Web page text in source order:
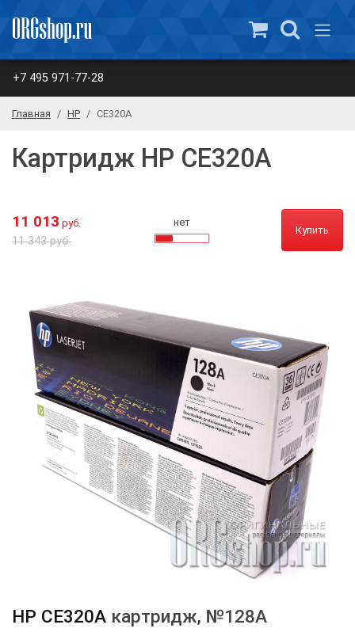
+7 495 971-77-28
Главная HP CE320A
Картридж HP CE320A
11 013 руб.
11 343 руб.
нет
Купить
HP CE320A картридж, №128A